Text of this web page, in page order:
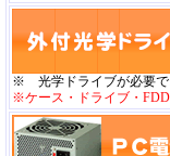
※ 光学ドライブが必要で
※ケース・ドライブ・FDD